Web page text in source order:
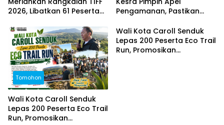
2026, Libatkan 61 Peserta
Sulut
Pengamanan, Pastikan
Aman dan Sukses
Tomohon
Wali Kota Caroll Senduk
Lepas 200 Peserta Eco Trail
Run, Promosikan
Wali Kota Caroll Senduk
Lepas 200 Peserta Eco Trail
Run, Promosikan